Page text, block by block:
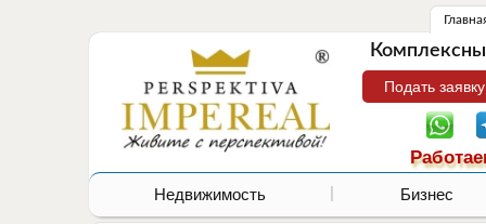
Подать
Недвижимость Бизнес